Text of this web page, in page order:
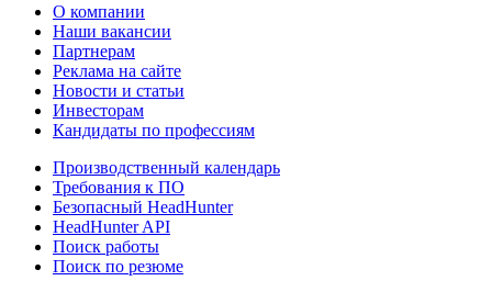
О компании
Наши вакансии
Партнерам
Реклама на сайте
Новости и статьи
Инвесторам
Кандидаты по профессиям
Производственный календарь
Требования к ПО
Безопасный HeadHunter
HeadHunter API
Поиск работы
Поиск по резюме